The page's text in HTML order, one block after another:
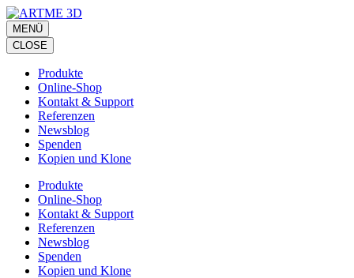
Zum
Inhalt
springen
(Eingabetaste
drücken)
MENÜ
CLOSE
Produkte
Online-Shop
Kontakt & Support
Referenzen
Newsblog
Spenden
Kopien und Klone
Produkte
Online-Shop
Kontakt & Support
Referenzen
Newsblog
Spenden
Kopien und Klone